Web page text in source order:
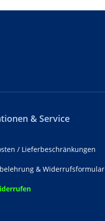
& Service
/ Lieferbeschränkungen
& Widerrufsformular